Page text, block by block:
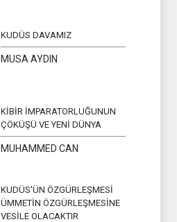
KUDÜS DAVAMIZ
MUSA AYDIN
KİBİR İMPARATORLUĞUNUN
ÇÖKÜŞÜ VE YENİ DÜNYA
MUHAMMED CAN
KUDÜS'ÜN ÖZGÜRLEŞMESİ
ÜMMETİN ÖZGÜRLEŞMESİNE
VESİLE OLACAKTIR